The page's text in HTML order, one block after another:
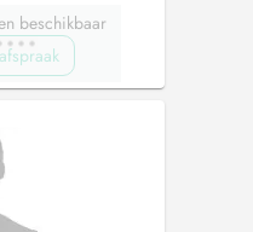
beschikbaar